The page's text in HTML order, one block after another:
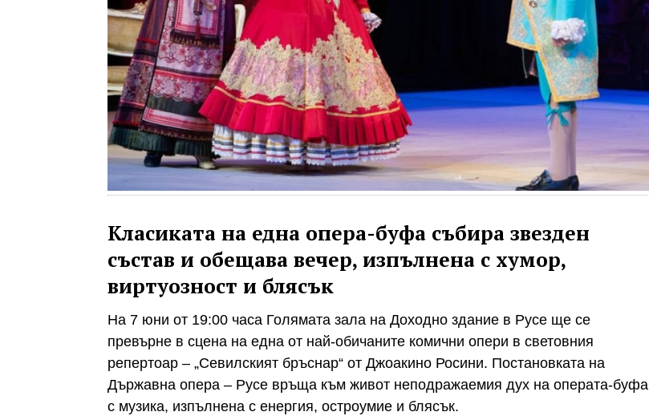
Класиката на една опера-буфа събира звезден
състав и обещава вечер, изпълнена с хумор,
виртуозност и блясък
На 7 юни от 19:00 часа Голямата зала на Доходно здание в Русе ще се
превърне в сцена на една от най-обичаните комични опери в световния
репертоар – „Севилският бръснар“ от Джоакино Росини. Постановката на
Държавна опера – Русе връща към живот неподражаемия дух на операта-буфа
с музика, изпълнена с енергия, остроумие и блясък.